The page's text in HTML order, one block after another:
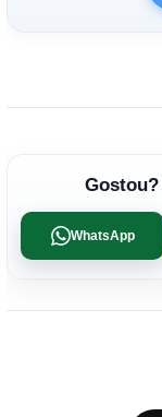
WhatsApp